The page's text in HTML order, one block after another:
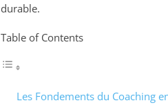
durable.
Table of Contents
Les Fondements du Coaching